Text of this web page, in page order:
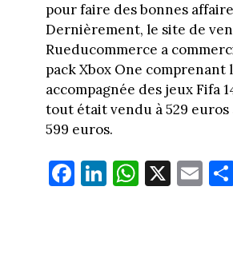
pour faire des bonnes
Dernièrement, le site de
Rueducommerce a
pack Xbox One comprenant
accompagnée des jeux Fifa
tout était vendu à 529 euros
599 euros.
Fa
ce
Li
nk
W
ha
X E
m